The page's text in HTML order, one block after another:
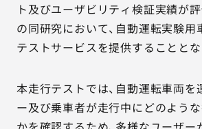
ト及びユーザビリティ検証実績が
の同研究において、自動運転実験
テストサービスを提供することとな
本走行テストでは、自動運転車両を
ー及び乗車者が走行中にどのような